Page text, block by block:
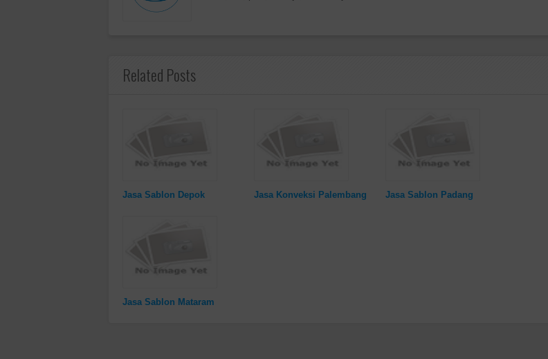
Related Posts
Jasa Sablon Depok Jasa Konveksi Palembang Jasa Sablon Padang
Jasa Sablon Mataram